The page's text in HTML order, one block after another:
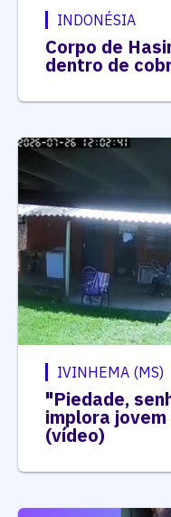
INDONÉSIA
Corpo de
dentro de
IVINHEMA (MS)
"Piedade,
implora
(vídeo)